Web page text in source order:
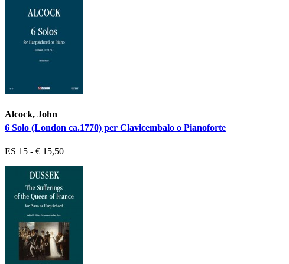
Alcock, John
6 Solo (London ca.1770) per Clavicembalo o Pianoforte
ES 15 - € 15,50